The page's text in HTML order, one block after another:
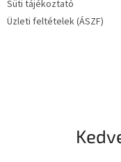
Süti tájékoztató
Üzleti feltételek (ÁSZF)